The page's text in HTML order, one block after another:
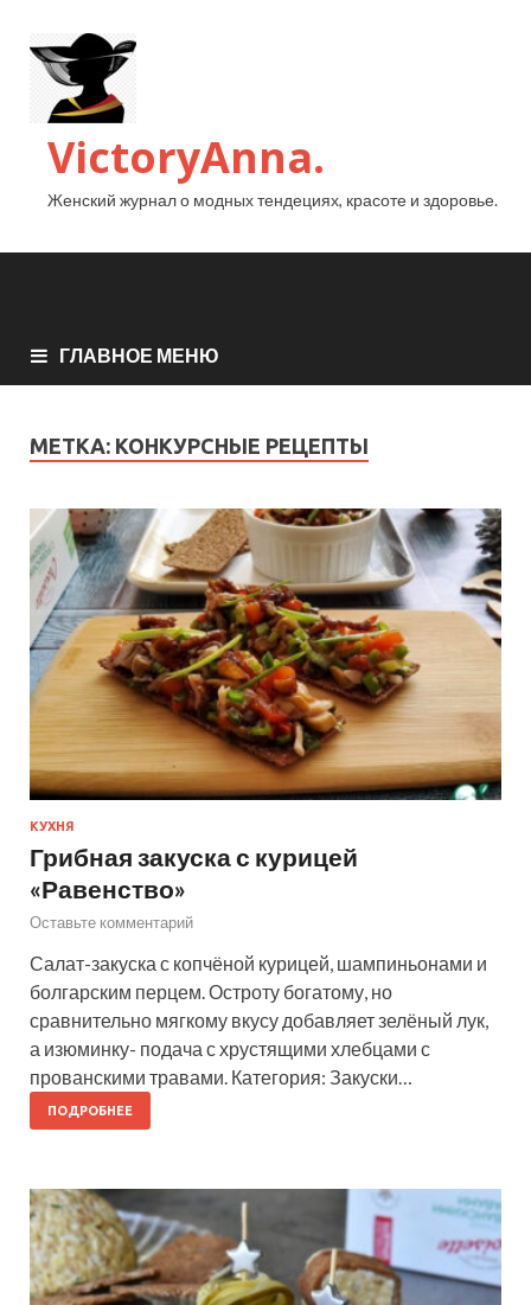
VictoryAnna.
Женский журнал о модных тендециях, красоте и здоровье.
ГЛАВНОЕ МЕНЮ
МЕТКА: КОНКУРСНЫЕ РЕЦЕПТЫ
КУХНЯ
Грибная закуска с курицей
«Равенство»
Оставьте комментарий
Салат-закуска с копчёной курицей, шампиньонами и
болгарским перцем. Остроту богатому, но
сравнительно мягкому вкусу добавляет зелёный лук,
а изюминку- подача с хрустящими хлебцами с
прованскими травами. Категория: Закуски…
ПОДРОБНЕЕ